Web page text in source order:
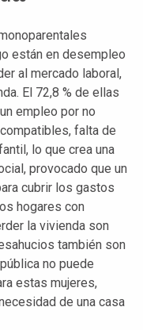
están en desempleo
al mercado laboral,
El 72,8 % de ellas
empleo por no
falta de
lo que crea una
provocado que un
cubrir los gastos
hogares con
la vivienda son
también son
no puede
estas mujeres,
de una casa